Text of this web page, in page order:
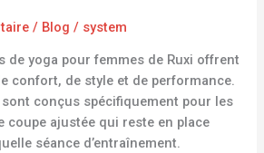
/ Blog / system
de yoga pour femmes de Ruxi offrent
confort, de style et de performance.
conçus spécifiquement pour les
coupe ajustée qui reste en place
séance d’entraînement.